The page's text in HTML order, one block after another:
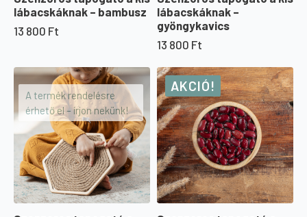
lábacskáknak – bambusz
13 800 Ft
lábacskáknak –
gyöngykavics
13 800 Ft
A termék rendelésre
érhető el – írjon nekünk!
AKCIÓ!